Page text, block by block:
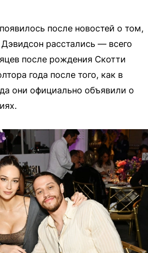
после новостей о том,
расстались — всего
после рождения Скотти
года после того, как в
они официально объявили о